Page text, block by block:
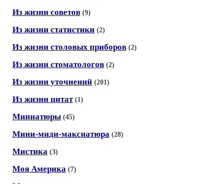
Из жизни советов (9)
Из жизни статистики (2)
Из жизни столовых приборов (2)
Из жизни стоматологов (2)
Из жизни уточнений (201)
Из жизни цитат (1)
Миниатюры (45)
Мини-миди-максиатюра (28)
Мистика (3)
Моя Америка (7)